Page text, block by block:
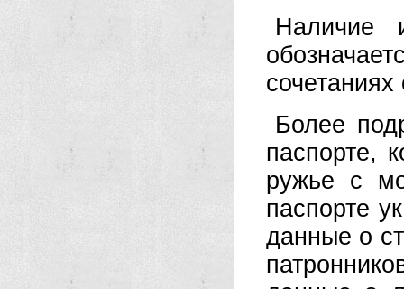
Наличие
Более
паспорте,
ружье с
паспорте
данные о